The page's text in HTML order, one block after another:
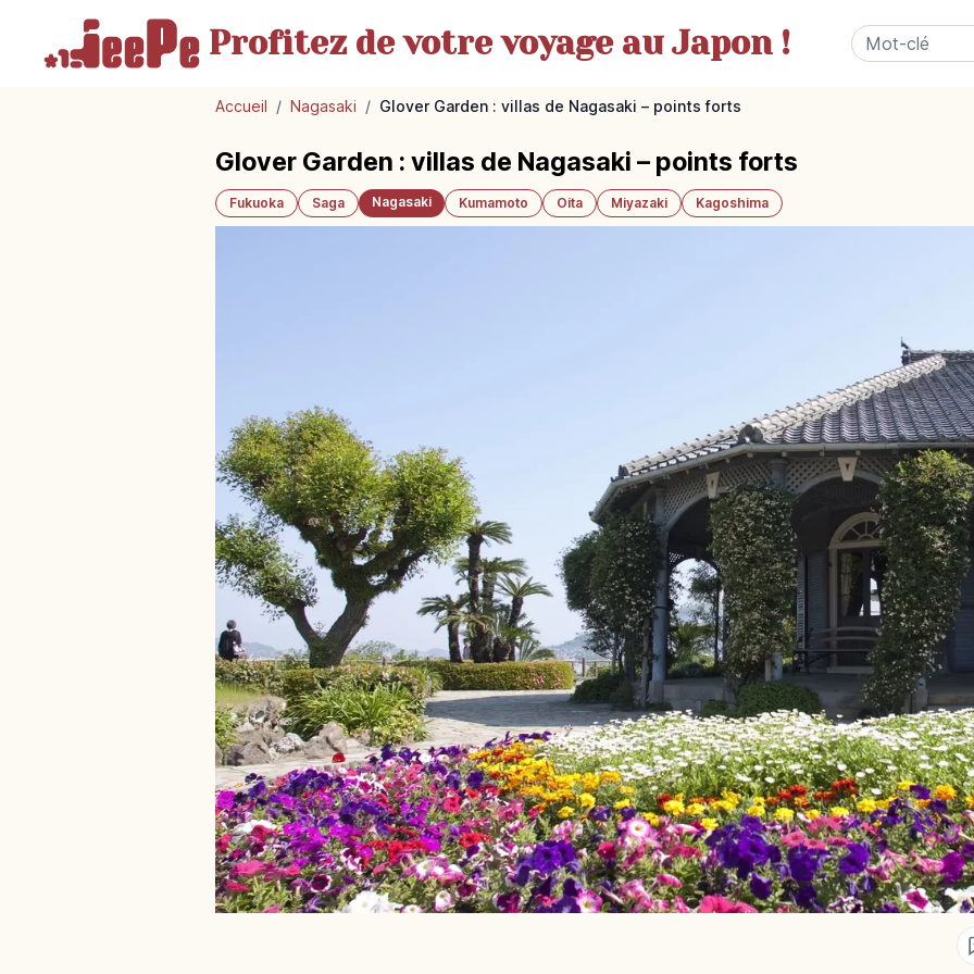
Profitez de votrevoyage au Japon !
Accueil / Nagasaki / Glover Garden : villas de Nagasaki – points forts
Glover Garden : villas de Nagasaki – points forts
Fukuoka Saga Nagasaki Kumamoto Oita Miyazaki Kagoshima